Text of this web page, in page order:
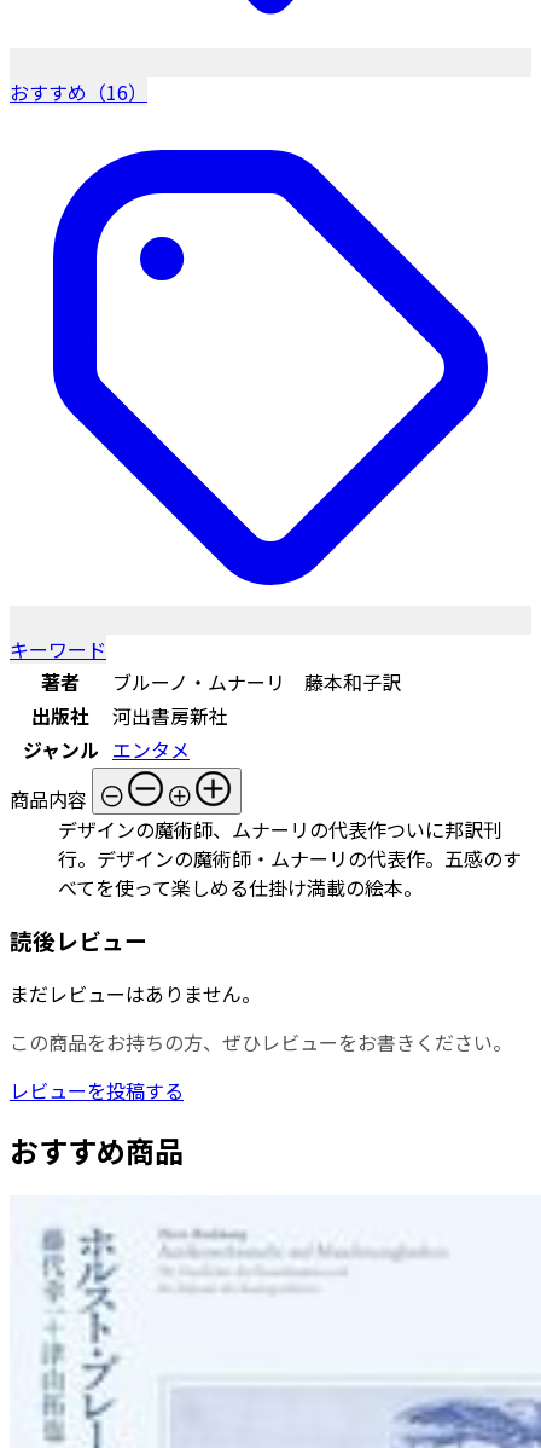
おすすめ（16）
キーワード
著者
ブルーノ・ムナーリ 藤本和子訳
出版社
河出書房新社
ジャンル エンタメ
商品内容
デザインの魔術師、ムナーリの代表作ついに邦訳刊
行。デザインの魔術師・ムナーリの代表作。五感のす
べてを使って楽しめる仕掛け満載の絵本。
読後レビュー
まだレビューはありません。
この商品をお持ちの方、ぜひレビューをお書きください。
レビューを投稿する
おすすめ商品